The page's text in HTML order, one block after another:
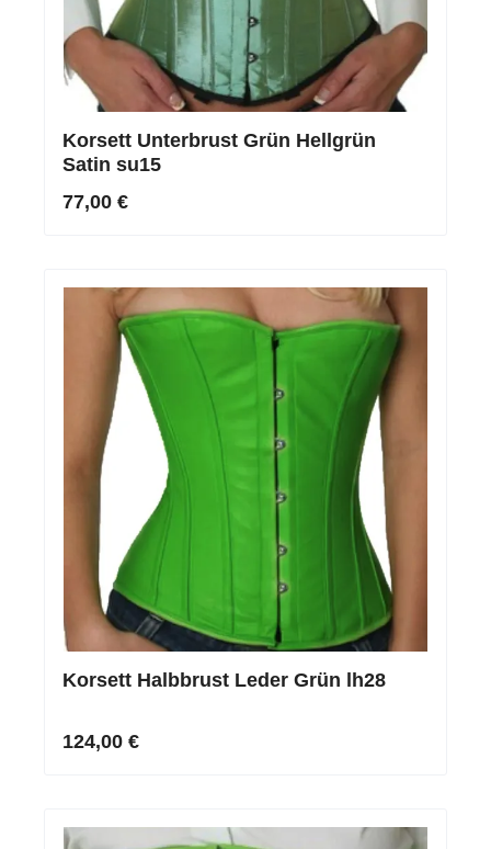
Korsett Unterbrust Grün Hellgrün
Satin su15
77,00 €
Korsett Halbbrust Leder Grün lh28
124,00 €